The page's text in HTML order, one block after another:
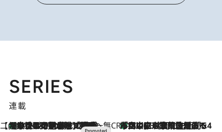
SERIES
連載
【CREA×星野リゾート】唯一無二。癒しと発見が待つ場所へ
2026.8.7
【トンボの足水浴】ヒノキの香りに包まれて涼感マックス！約13℃の湧水かけ流しを避暑地「星野温泉 トンボの湯」で体験 CREA'S CHOICE
2026.8.7
「立川にも歌舞伎があるんだよ」 片岡仁左衛門・市川中車ら豪華座組みで4年目の立川立飛歌舞伎へ